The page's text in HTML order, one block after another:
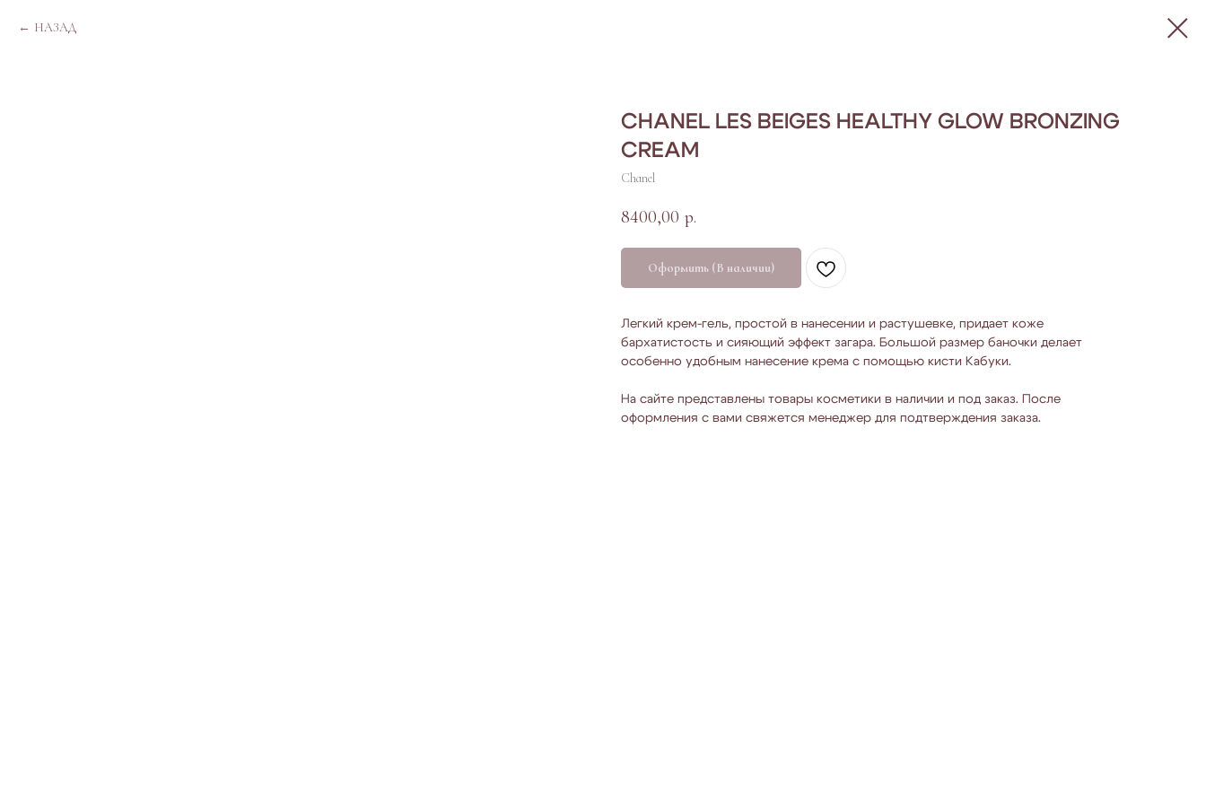
НАЗАД
CHANEL LES BEIGES HEALTHY GLOW BRONZING
CREAM
Chanel
8400,00 р.
Оформить (В наличии)
Легкий крем-гель, простой в нанесении и растушевке, придает коже
бархатистость и сияющий эффект загара. Большой размер баночки делает
особенно удобным нанесение крема с помощью кисти Кабуки.
На сайте представлены товары косметики в наличии и под заказ. После
оформления с вами свяжется менеджер для подтверждения заказа.